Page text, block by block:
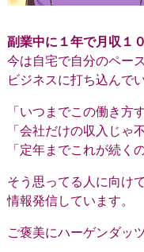
副業中に１年で月収１
今は自宅で自分のペー
ビジネスに打ち込んで
「いつまでこの働き方
「会社だけの収入じゃ
「定年までこれが続く
そう思ってる人に向けて
情報発信しています。
ご褒美にハーゲンダッ